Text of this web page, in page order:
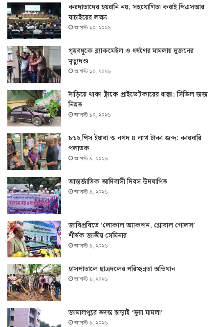
করদাতাদের হয়রানি নয়, সহযোগিতা করাই পিএসআর
যাচাইয়ের লক্ষ্য
আগস্ট ১০, ২০২৬
গৃহবধূকে ব্ল্যাকমেইল ও ধর্ষণের মামলায় দুজনের
মৃত্যুদণ্ড
আগস্ট ১০, ২০২৬
দাঁড়িয়ে থাকা ট্রাকে প্রাইভেটকারের ধাক্কা: সিভিল জজ
নিহত
আগস্ট ১০, ২০২৬
৮১২ পিস ইয়াবা ও নগদ ৪ লাখ টাকা জব্দ: কারবারি
পলাতক
আগস্ট ৯, ২০২৬
আন্তর্জাতিক আদিবাসী দিবস উদযাপিত
আগস্ট ৯, ২০২৬
জাবিপ্রবিতে ‘লোকাল অ্যাকশন, গ্লোবাল গোলস’
শীর্ষক জাতীয় সেমিনার
আগস্ট ৯, ২০২৬
হাসপাতালে ছাত্রদলের পরিচ্ছন্নতা অভিযান
আগস্ট ৯, ২০২৬
জামালপুরে তদন্ত ছাড়াই ‘ভুয়া মামলা’
আগস্ট ৯, ২০২৬